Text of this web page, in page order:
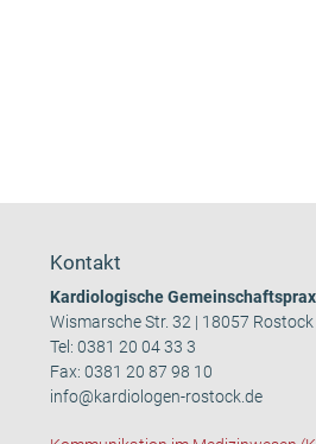
Kontakt
Kardiologische
Wismarsche Str. 32 | 18057 Rostock
Tel:0381 20 04 33 3
Fax: 0381 20 87 98 10
info@kardiologen-rostock.de